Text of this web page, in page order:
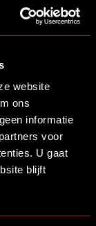
website
ons
informatie
voor
U gaat
blijft